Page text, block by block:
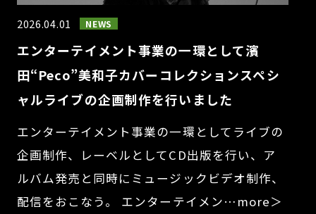
2026.04.01 NEWS
エンターテイメント事業の一環として濱
田“Peco”美和子カバーコレクションスペシ
ャルライブの企画制作を行いました
エンターテイメント事業の一環としてライブの
企画制作、レーベルとしてCD出版を行い、ア
ルバム発売と同時にミュージックビデオ制作、
配信をおこなう。 エンターテイメン…more＞